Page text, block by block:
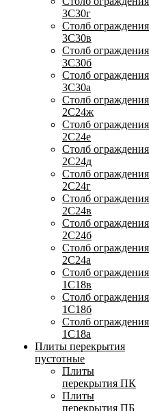
3С30г
Столб ограждения
3С30в
Столб ограждения
3С30б
Столб ограждения
3С30а
Столб ограждения
2С24ж
Столб ограждения
2С24е
Столб ограждения
2С24д
Столб ограждения
2С24г
Столб ограждения
2С24в
Столб ограждения
2С24б
Столб ограждения
2С24а
Столб ограждения
1С18в
Столб ограждения
1С18б
Столб ограждения
1С18а
Плиты перекрытия
пустотные
Плиты
перекрытия ПК
Плиты
перекрытия ПБ